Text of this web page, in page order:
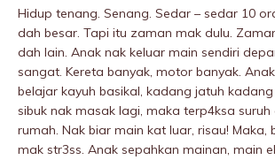
Hidup tenang. Senang. Sedar – sedar 10
dah besar. Tapi itu zaman mak dulu.
dah lain. Anak nak keluar main sendiri
sangat. Kereta banyak, motor banyak.
belajar kayuh basikal, kadang jatuh
sibuk nak masak lagi, maka terp4ksa
rumah. Nak biar main kat luar, risau! Maka,
mak str3ss. Anak sepahkan mainan, main